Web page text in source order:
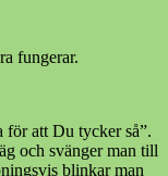
fungerar.
för att Du tycker så”.
och svänger man till
blinkar man